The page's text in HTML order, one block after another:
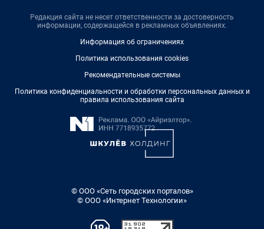
Редакция сайта не несет ответственности за достоверность
информации, содержащейся в рекламных объявлениях.
Информация об ограничениях
Политика использования cookies
Рекомендательные системы
Политика конфиденциальности и обработки персональных данных и
правила использования сайта
© ООО «Сеть городских порталов»
© ООО «Интернет Технологии»